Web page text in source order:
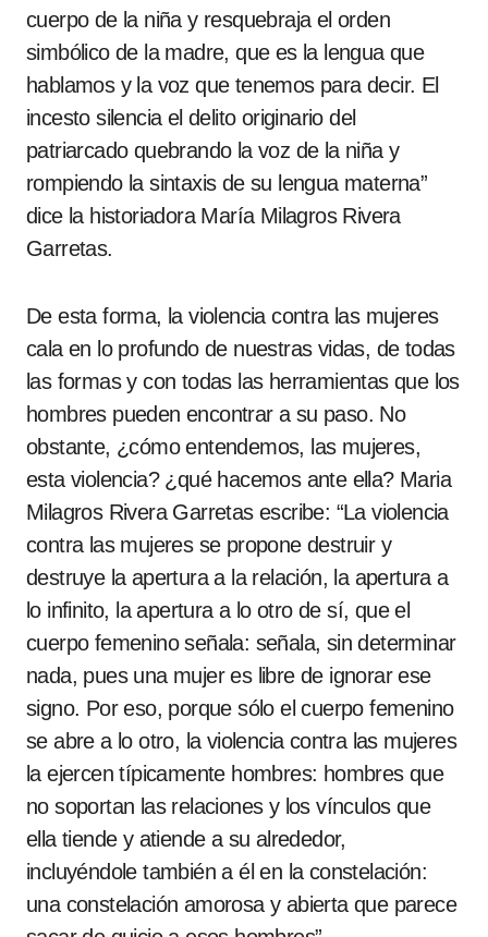
cuerpo de la niña y resquebraja el orden
simbólico de la madre, que es la lengua que
hablamos y la voz que tenemos para decir. El
incesto silencia el delito originario del
patriarcado quebrando la voz de la niña y
rompiendo la sintaxis de su lengua materna”
dice la historiadora María Milagros Rivera
Garretas.
De esta forma, la violencia contra las mujeres
cala en lo profundo de nuestras vidas, de todas
las formas y con todas las herramientas que los
hombres pueden encontrar a su paso. No
obstante, ¿cómo entendemos, las mujeres,
esta violencia? ¿qué hacemos ante ella? Maria
Milagros Rivera Garretas escribe: “La violencia
contra las mujeres se propone destruir y
destruye la apertura a la relación, la apertura a
lo infinito, la apertura a lo otro de sí, que el
cuerpo femenino señala: señala, sin determinar
nada, pues una mujer es libre de ignorar ese
signo. Por eso, porque sólo el cuerpo femenino
se abre a lo otro, la violencia contra las mujeres
la ejercen típicamente hombres: hombres que
no soportan las relaciones y los vínculos que
ella tiende y atiende a su alrededor,
incluyéndole también a él en la constelación:
una constelación amorosa y abierta que parece